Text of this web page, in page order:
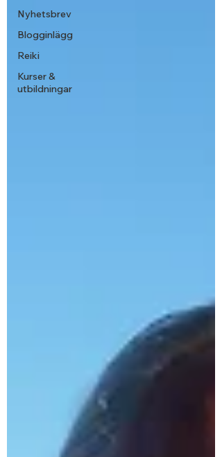
Nyhetsbrev
Blogginlägg
Reiki
Kurser &
utbildningar